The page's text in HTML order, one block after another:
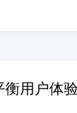
用户体